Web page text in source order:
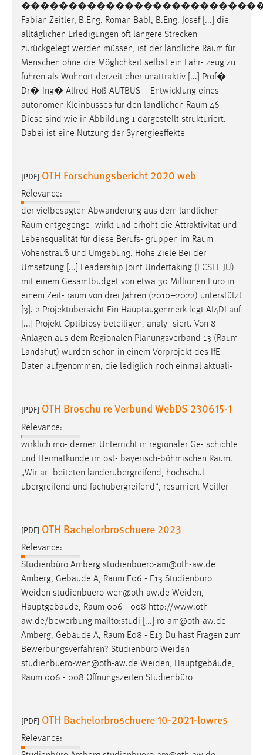
Fabian Zeitler, B.Eng. Roman Babl, B.Eng. Josef [...] die
alltäglichen Erledigungen oft längere Strecken
zurückgelegt werden müssen, ist der ländliche Raum für
Menschen ohne die Möglichkeit selbst ein Fahr- zeug zu
führen als Wohnort derzeit eher unattraktiv [...] Prof�
Dr�-Ing� Alfred Höß AUTBUS – Entwicklung eines
autonomen Kleinbusses für den ländlichen Raum 46
Diese sind wie in Abbildung 1 dargestellt strukturiert.
Dabei ist eine Nutzung der Synergieeffekte
[PDF] OTH Forschungsbericht 2020 web
Relevance:
der vielbesagten Abwanderung aus dem ländlichen
Raum entgegenge- wirkt und erhöht die Attraktivität und
Lebensqualität für diese Berufs- gruppen im Raum
Vohenstrauß und Umgebung. Hohe Ziele Bei der
Umsetzung [...] Leadership Joint Undertaking (ECSEL JU)
mit einem Gesamtbudget von etwa 30 Millionen Euro in
einem Zeit- raum von drei Jahren (2010–2022) unterstützt
[3]. 2 Projektübersicht Ein Hauptaugenmerk legt AI4DI auf
[...] Projekt Optibiosy beteiligen, analy- siert. Von 8
Anlagen aus dem Regionalen Planungsverband 13 (Raum
Landshut) wurden schon in einem Vorprojekt des IfE
Daten aufgenommen, die lediglich noch einmal aktuali-
[PDF] OTH Broschu re Verbund WebDS 230615-1
Relevance:
wirklich mo- dernen Unterricht in regionaler Ge- schichte
und Heimatkunde im ost- bayerisch-böhmischen Raum.
„Wir ar- beiteten länderübergreifend, hochschul-
übergreifend und fachübergreifend“, resümiert Meiller
[PDF] OTH Bachelorbroschuere 2023
Relevance:
Studienbüro Amberg studienbuero-am@oth-aw.de
Amberg, Gebäude A, Raum E06 - E13 Studienbüro
Weiden studienbuero-wen@oth-aw.de Weiden,
Hauptgebäude, Raum 006 - 008 http://www.oth-
aw.de/bewerbung mailto:studi [...] ro-am@oth-aw.de
Amberg, Gebäude A, Raum E08 - E13 Du hast Fragen zum
Bewerbungsverfahren? Studienbüro Weiden
studienbuero-wen@oth-aw.de Weiden, Hauptgebäude,
Raum 006 - 008 Öffnungszeiten Studienbüro
[PDF] OTH Bachelorbroschuere 10-2021-lowres
Relevance: